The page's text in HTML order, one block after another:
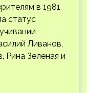
в 1981
статус
Ливанов,
Рина Зеленая и